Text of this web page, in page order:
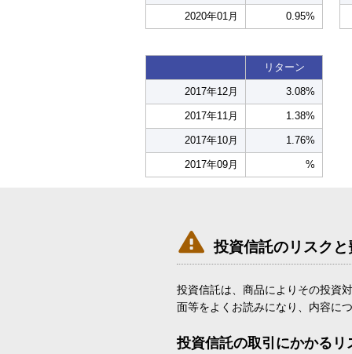
2020年01月 0.95%
リターン
2017年12月 3.08%
2017年11月 1.38%
2017年10月 1.76%
2017年09月 %
 投資信託のリスク
投資信託は、商品によりその投資
面等をよくお読みになり、内容に
投資信託の取引にかかるリ